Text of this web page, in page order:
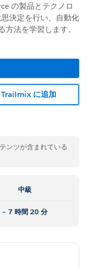
の製品とテクノロ
決定を行い、自動化
法を学習します。
Trailmix に追加
ンツが含まれている
中級
~ 7 時間 20 分